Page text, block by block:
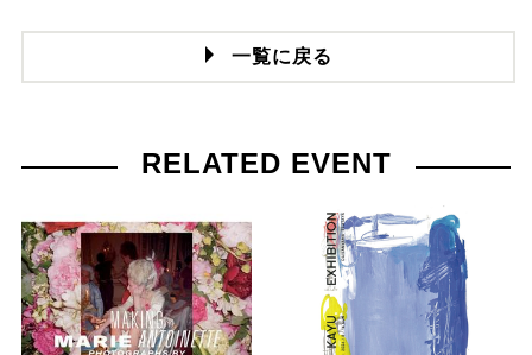
一覧に戻る
RELATED EVENT